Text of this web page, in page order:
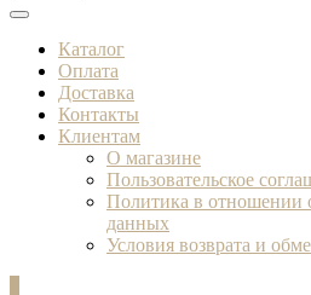
Каталог
Оплата
Доставка
Контакты
Клиентам
О магазине
Пользовательское
Политика в отношении
данных
Условия возврата и